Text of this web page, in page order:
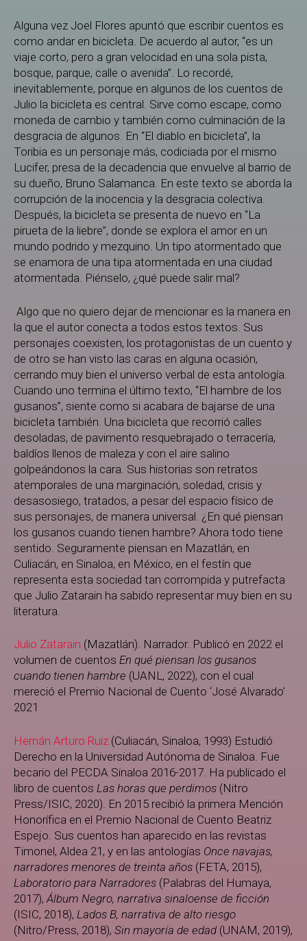
Alguna vez Joel Flores apuntó que escribir cuentos es
como andar en bicicleta. De acuerdo al autor, “es un
viaje corto, pero a gran velocidad en una sola pista,
bosque, parque, calle o avenida”. Lo recordé,
inevitablemente, porque en algunos de los cuentos de
Julio la bicicleta es central. Sirve como escape, como
moneda de cambio y también como culminación de la
desgracia de algunos. En “El diablo en bicicleta”, la
Toribia es un personaje más, codiciada por el mismo
Lucifer, presa de la decadencia que envuelve al barrio de
su dueño, Bruno Salamanca. En este texto se aborda la
corrupción de la inocencia y la desgracia colectiva.
Después, la bicicleta se presenta de nuevo en “La
pirueta de la liebre”, donde se explora el amor en un
mundo podrido y mezquino. Un tipo atormentado que
se enamora de una tipa atormentada en una ciudad
atormentada. Piénselo, ¿qué puede salir mal?
Algo que no quiero dejar de mencionar es la manera en
la que el autor conecta a todos estos textos. Sus
personajes coexisten, los protagonistas de un cuento y
de otro se han visto las caras en alguna ocasión,
cerrando muy bien el universo verbal de esta antología.
Cuando uno termina el último texto, “El hambre de los
gusanos”, siente como si acabara de bajarse de una
bicicleta también. Una bicicleta que recorrió calles
desoladas, de pavimento resquebrajado o terracería,
baldíos llenos de maleza y con el aire salino
golpeándonos la cara. Sus historias son retratos
atemporales de una marginación, soledad, crisis y
desasosiego, tratados, a pesar del espacio físico de
sus personajes, de manera universal. ¿En qué piensan
los gusanos cuando tienen hambre? Ahora todo tiene
sentido. Seguramente piensan en Mazatlán, en
Culiacán, en Sinaloa, en México, en el festín que
representa esta sociedad tan corrompida y putrefacta
que Julio Zatarain ha sabido representar muy bien en su
literatura.
Julio Zatarain (Mazatlán). Narrador. Publicó en 2022 el
volumen de cuentos En qué piensan los gusanos
cuando tienen hambre (UANL, 2022), con el cual
mereció el Premio Nacional de Cuento ‘José Alvarado’
2021
Hernán Arturo Ruiz (Culiacán, Sinaloa, 1993) Estudió
Derecho en la Universidad Autónoma de Sinaloa. Fue
becario del PECDA Sinaloa 2016-2017. Ha publicado el
libro de cuentos Las horas que perdimos (Nitro
Press/ISIC, 2020). En 2015 recibió la primera Mención
Honorífica en el Premio Nacional de Cuento Beatriz
Espejo. Sus cuentos han aparecido en las revistas
Timonel, Aldea 21, y en las antologías Once navajas,
narradores menores de treinta años (FETA, 2015),
Laboratorio para Narradores (Palabras del Humaya,
2017), Álbum Negro, narrativa sinaloense de ficción
(ISIC, 2018), Lados B, narrativa de alto riesgo
(Nitro/Press, 2018), Sin mayoría de edad (UNAM, 2019),